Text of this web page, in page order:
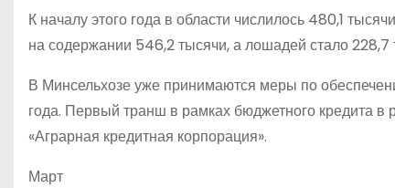
К началу этого года в области числилось 480,1
на содержании 546,2 тысячи, а лошадей стало 228,7
В Минсельхозе уже принимаются меры по
года. Первый транш в рамках бюджетного кредита
«Аграрная кредитная корпорация».
Март